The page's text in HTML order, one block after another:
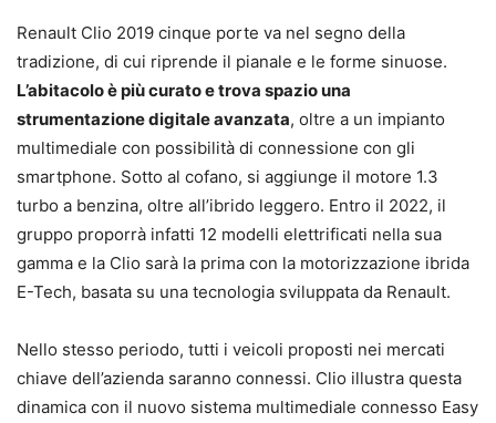
Renault Clio 2019 cinque porte va nel segno della
tradizione, di cui riprende il pianale e le forme sinuose.
L’abitacolo è più curato e trova spazio una
strumentazione digitale avanzata, oltre a un impianto
multimediale con possibilità di connessione con gli
smartphone. Sotto al cofano, si aggiunge il motore 1.3
turbo a benzina, oltre all’ibrido leggero. Entro il 2022, il
gruppo proporrà infatti 12 modelli elettrificati nella sua
gamma e la Clio sarà la prima con la motorizzazione ibrida
E-Tech, basata su una tecnologia sviluppata da Renault.
Nello stesso periodo, tutti i veicoli proposti nei mercati
chiave dell’azienda saranno connessi. Clio illustra questa
dinamica con il nuovo sistema multimediale connesso Easy